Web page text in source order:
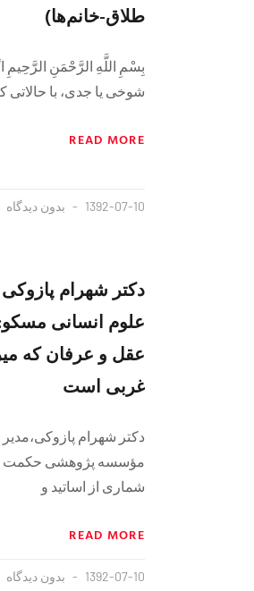
طلاق-خانم‌ها)
بِسْمِ اللَّهِ الرَّحْمَنِ
شوخی یا جدی، با حالاتی
READ MORE
1392-07-10 بدون دیدگاه
دکتر شهرام
علوم انسانی
عقل و عرفان که
غربی است
دکتر شهرام
مؤسسه پژوهشی حکمت و
شماری از اساتید و
READ MORE
1392-07-10 بدون دیدگاه